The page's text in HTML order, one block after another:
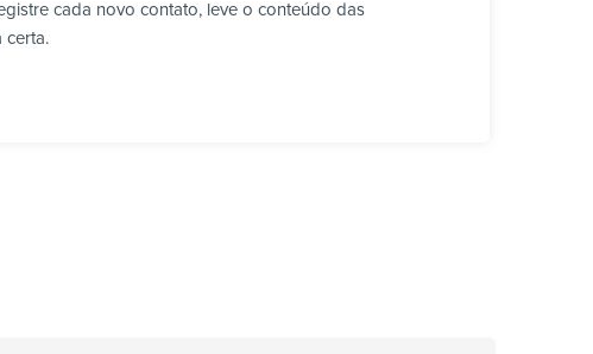
cada novo contato, leve o conteúdo das
certa.